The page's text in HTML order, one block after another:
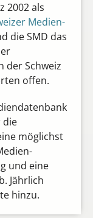
2002 als
Medien­
die SMD das
der Schweiz
offen.
die
möglichst
und eine
Jährlich
hinzu.